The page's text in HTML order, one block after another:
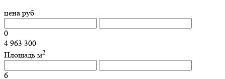
цена руб
0
4 963 300
Площадь м2
6